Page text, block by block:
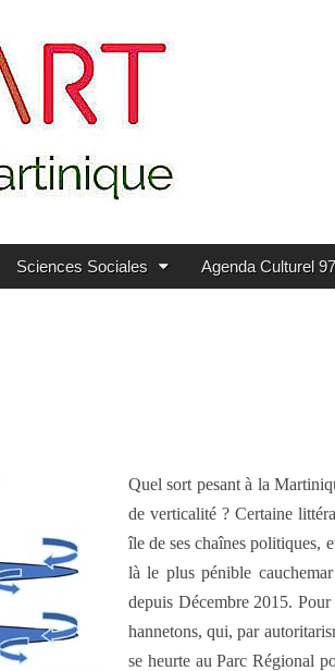
Sciences Sociales Agenda Culturel
Quel sort pesant à la
de verticalité ? Certaine
île de ses chaînes politiques,
là le plus pénible
depuis Décembre 2015.
hannetons, qui, par
se heurte au Parc Régional